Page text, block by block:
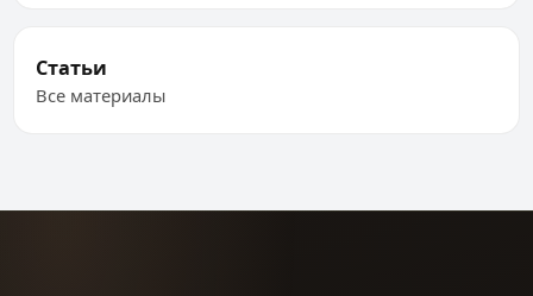
Статьи
Все материалы